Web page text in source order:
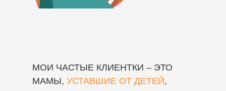
МОИ ЧАСТЫЕ КЛИЕНТКИ – ЭТО
МАМЫ, УСТАВШИЕ ОТ ДЕТЕЙ,